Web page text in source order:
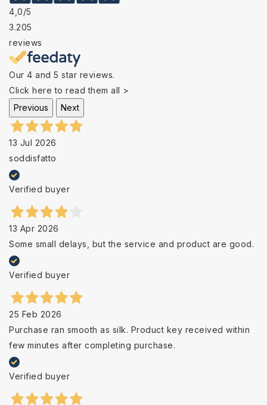
4,0/5
3.205
reviews
Our 4 and 5 star reviews.
Click here to read them all >
Previous
Next
13 Jul 2026
soddisfatto
Verified buyer
13 Apr 2026
Some small delays, but the service and product are good.
Verified buyer
25 Feb 2026
Purchase ran smooth as silk. Product key received within
few minutes after completing purchase.
Verified buyer